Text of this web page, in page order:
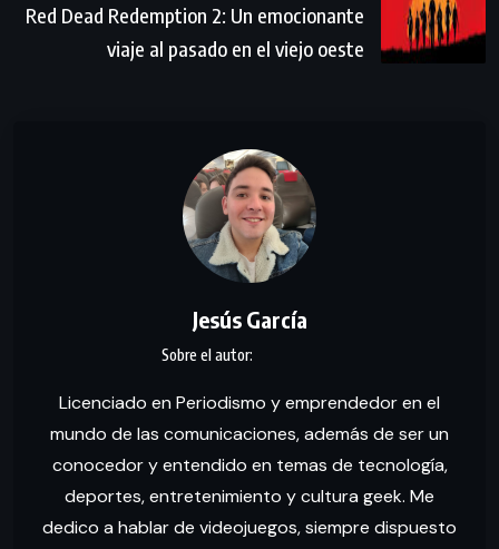
Red Dead Redemption 2: Un emocionante
viaje al pasado en el viejo oeste
Jesús García
Licenciado en Periodismo y emprendedor en el
mundo de las comunicaciones, además de ser un
conocedor y entendido en temas de tecnología,
deportes, entretenimiento y cultura geek. Me
dedico a hablar de videojuegos, siempre dispuesto